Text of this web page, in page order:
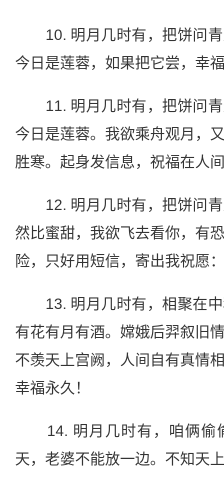
10. 明月几时有，把饼问青
今日是莲蓉，如果把它尝，幸
11. 明月几时有，把饼问青
今日是莲蓉。我欲乘舟观月，
胜寒。起身发信息，祝福在人
12. 明月几时有，把饼问青
然比蜜甜，我欲飞去看你，有
险，只好用短信，寄出我祝愿
13. 明月几时有，相聚在中
有花有月有酒。嫦娥后羿叙旧
不羡天上宫阙，人间自有真情
幸福永久！
14. 明月几时有，咱俩偷
天，老婆不能放一边。不知天